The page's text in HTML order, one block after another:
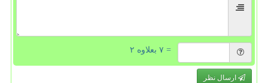
= ۷ بعلاوه ۲
ارسال نظر